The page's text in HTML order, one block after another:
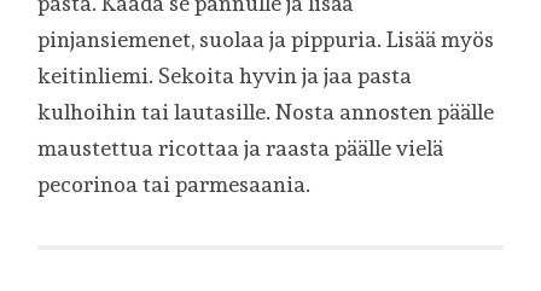
pinjansiemenet, suolaa ja pippuria. Lisää myös
keitinliemi. Sekoita hyvin ja jaa pasta
kulhoihin tai lautasille. Nosta annosten päälle
maustettua ricottaa ja raasta päälle vielä
pecorinoa tai parmesaania.